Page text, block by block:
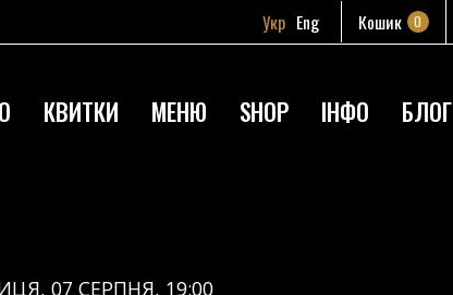
Укр Eng Кошик 0
КВИТКИ МЕНЮ SHOP ІНФО БЛОГ
07 СЕРПНЯ, 19:00